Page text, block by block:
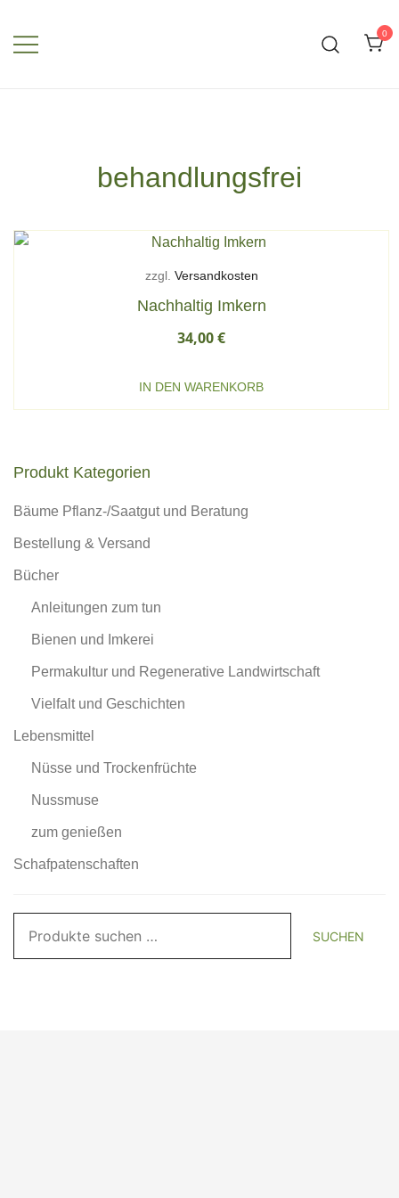
Inhalt
springen
0
behandlungsfrei
zzgl. Versandkosten
Nachhaltig Imkern
34,00€
IN DEN WARENKORB
Produkt Kategorien
Bäume Pflanz-/Saatgut und Beratung
Bestellung & Versand
Bücher
Anleitungen zum tun
Bienen und Imkerei
Permakultur und Regenerative Landwirtschaft
Vielfalt und Geschichten
Lebensmittel
Nüsse und Trockenfrüchte
Nussmuse
zum genießen
Schafpatenschaften
nach:
SUCHEN